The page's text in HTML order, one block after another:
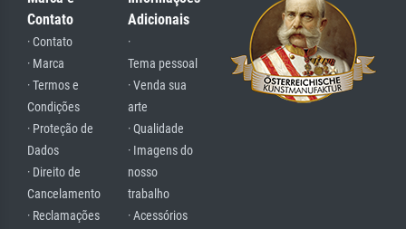
Contato
· Contato
· Marca
· Termos e
Condições
· Proteção de
Dados
· Direito de
Cancelamento
· Reclamações
Adicionais
·
Tema pessoal
· Venda sua
arte
· Qualidade
· Imagens do
nosso
trabalho
· Acessórios